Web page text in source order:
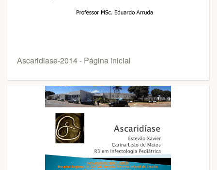
Ascaridiase-2014 - Página inicial